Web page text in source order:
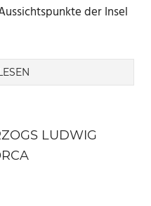
der Insel
LUDWIG